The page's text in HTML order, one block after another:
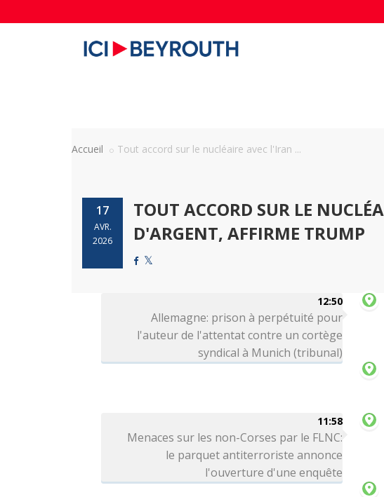
Accueil Tout accord sur le nucléaire avec l'Iran ...
17
AVR.
2026
TOUT ACCORD SUR LE
D'ARGENT, AFFIRME TRUMP
12:50
Allemagne: prison à perpétuité pour
l'auteur de l'attentat contre un cortège
syndical à Munich (tribunal)
11:58
Menaces sur les non-Corses par le FLNC:
le parquet antiterroriste annonce
l'ouverture d'une enquête